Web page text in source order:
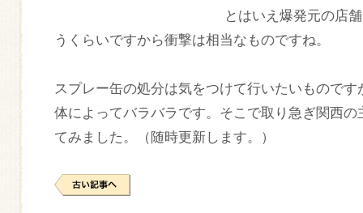
とはいえ爆発元の店
うくらいですから衝撃は相当なものですね。
スプレー缶の処分は気をつけて行いたいもので
体によってバラバラです。そこで取り急ぎ関西
てみました。（随時更新します。）